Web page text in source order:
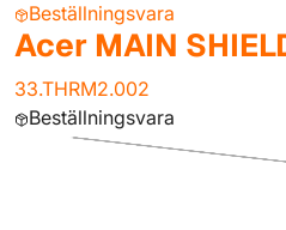
Beställningsvara
Acer MAIN
33.THRM2.002
Beställningsvara